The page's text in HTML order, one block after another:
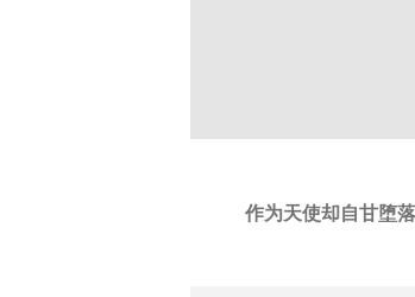
作为天使却自甘堕